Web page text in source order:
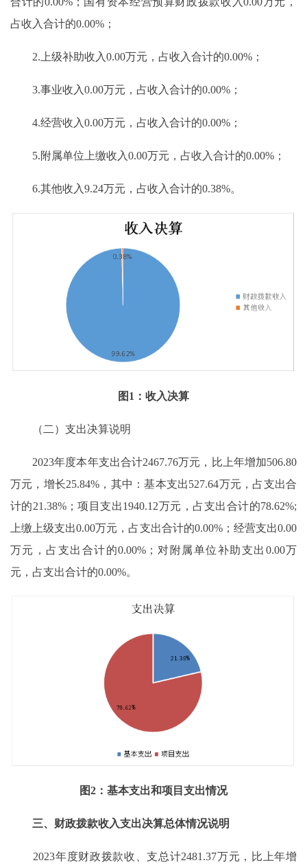
占收入合计的0.00%；
2.上级补助收入0.00万元，占收入合计的0.00%；
3.事业收入0.00万元，占收入合计的0.00%；
4.经营收入0.00万元，占收入合计的0.00%；
5.附属单位上缴收入0.00万元，占收入合计的0.00%；
6.其他收入9.24万元，占收入合计的0.38%。
图1：收入决算
（二）支出决算说明
2023年度本年支出合计2467.76万元，比上年增加506.80
万元，增长25.84%，其中：基本支出527.64万元，占支出合
计的21.38%；项目支出1940.12万元，占支出合计的78.62%;
上缴上级支出0.00万元，占支出合计的0.00%；经营支出0.00
万元，占支出合计的0.00%；对附属单位补助支出0.00万
元，占支出合计的0.00%。
图2：基本支出和项目支出情况
三、财政拨款收入支出决算总体情况说明
2023年度财政拨款收、支总计2481.37万元，比上年增